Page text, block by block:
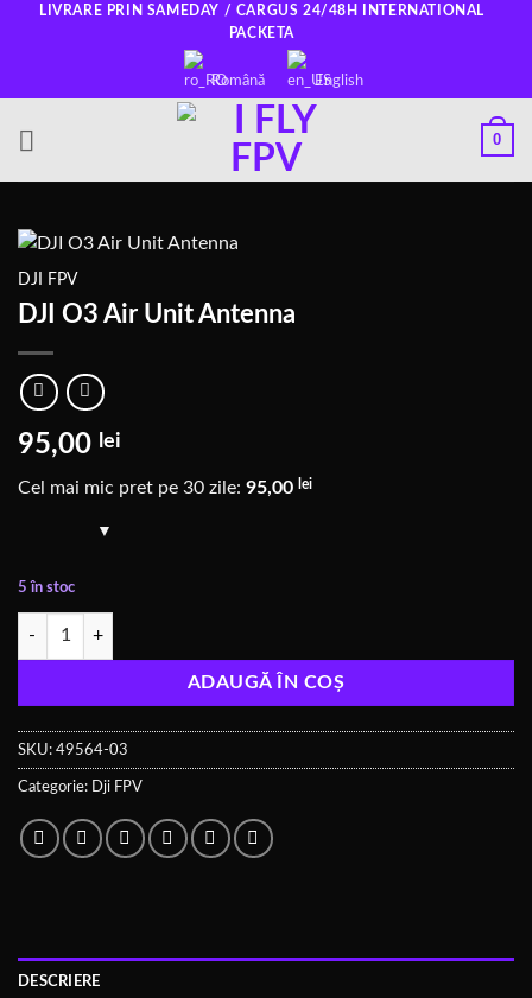
LIVRARE PRIN SAMEDAY / CARGUS 24/48H INTERNATIONAL
PACKETA
Română English
0
DJI FPV
DJI O3 Air Unit Antenna
95,00 lei
Cel mai mic pret pe 30 zile: 95,00 lei
5 în stoc
Cantitate DJI O3 Air Unit Antenna
ADAUGĂ ÎN COȘ
SKU: 49564-03
Categorie: Dji FPV
DESCRIERE